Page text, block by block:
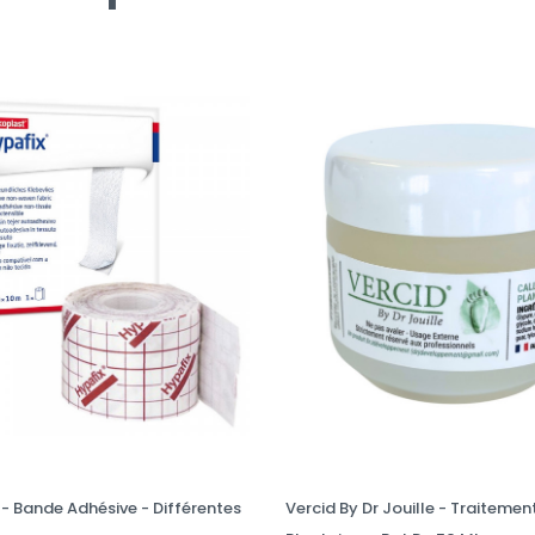
- Bande Adhésive - Différentes
Vercid By Dr Jouille -